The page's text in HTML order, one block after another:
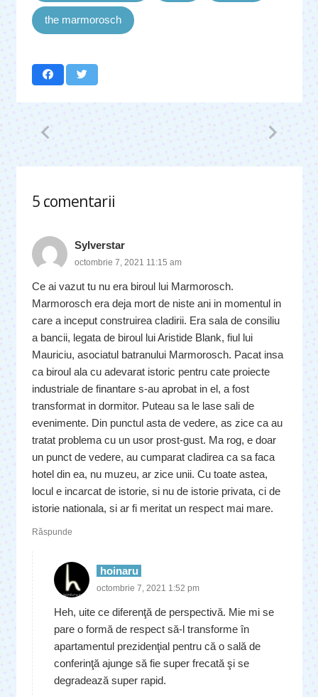
the marmorosch
5 comentarii
.
Sylverstar
octombrie 7, 2021 11:15 am
Ce ai vazut tu nu era biroul lui Marmorosch.
Marmorosch era deja mort de niste ani in momentul in
care a inceput construirea cladirii. Era sala de consiliu
a bancii, legata de biroul lui Aristide Blank, fiul lui
Mauriciu, asociatul batranului Marmorosch. Pacat insa
ca biroul ala cu adevarat istoric pentru cate proiecte
industriale de finantare s-au aprobat in el, a fost
transformat in dormitor. Puteau sa le lase sali de
evenimente. Din punctul asta de vedere, as zice ca au
tratat problema cu un usor prost-gust. Ma rog, e doar
un punct de vedere, au cumparat cladirea ca sa faca
hotel din ea, nu muzeu, ar zice unii. Cu toate astea,
locul e incarcat de istorie, si nu de istorie privata, ci de
istorie nationala, si ar fi meritat un respect mai mare.
Răspunde
hoinaru
octombrie 7, 2021 1:52 pm
Heh, uite ce diferenţă de perspectivă. Mie mi se
pare o formă de respect să-l transforme în
apartamentul prezidenţial pentru că o sală de
conferinţă ajunge să fie super frecată şi se
degradează super rapid.